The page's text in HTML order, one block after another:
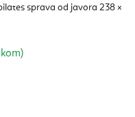
sprava od javora 238 ×